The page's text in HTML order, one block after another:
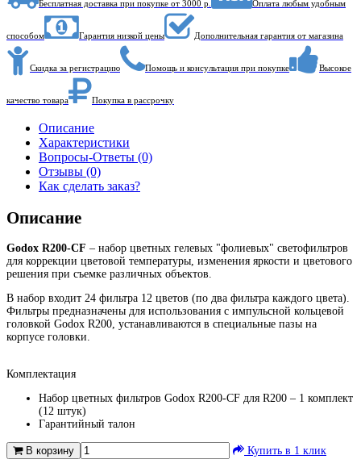
Бесплатная доставка при покупке от 3000 р. Оплата любым удобным
способом Гарантия низкой цены Дополнительная гарантия от магазина
Скидка за регистрацию Помощь и консультация при покупке Высокое
качество товара Покупка в рассрочку
Описание
Характеристики
Вопросы-Ответы (0)
Отзывы (0)
Как сделать заказ?
Описание
Godox R200-CF – набор цветных гелевых "фолиевых" светофильтров
для коррекции цветовой температуры, изменения яркости и цветового
решения при съемке различных объектов.
В набор входит 24 фильтра 12 цветов (по два фильтра каждого цвета).
Фильтры предназначены для использования с импульсной кольцевой
головкой Godox R200, устанавливаются в специальные пазы на
корпусе головки.
Комплектация
Набор цветных фильтров Godox R200-CF для R200 – 1 комплект
(12 штук)
Гарантийный талон
В корзину Купить в 1 клик